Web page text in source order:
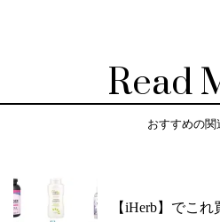
Read
おすすめの関
【iHerb】でこ